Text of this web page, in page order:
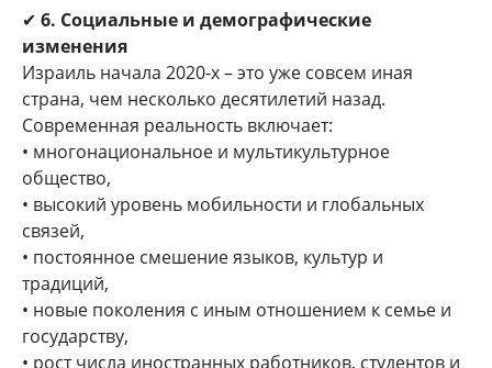
✔ 6. Социальные и демографические
изменения
Израиль начала 2020-х – это уже совсем иная
страна, чем несколько десятилетий назад.
Современная реальность включает:
• многонациональное и мультикультурное
общество,
• высокий уровень мобильности и глобальных
связей,
• постоянное смешение языков, культур и
традиций,
• новые поколения с иным отношением к семье и
государству,
• рост числа иностранных работников, студентов и